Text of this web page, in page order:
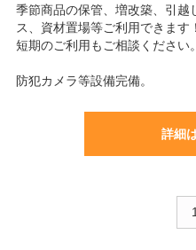
季節商品の保管、増改築、引越
ス、資材置場等ご利用できます！
短期のご利用もご相談ください
防犯カメラ等設備完備。
詳細
1